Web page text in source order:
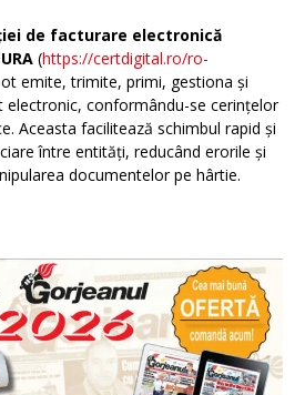
de facturare electronică
(https://certdigital.ro/ro-
emite, trimite, primi, gestiona și
conformându-se cerințelor
Aceasta facilitează schimbul rapid și
între entități, reducând erorile și
documentelor pe hârtie.